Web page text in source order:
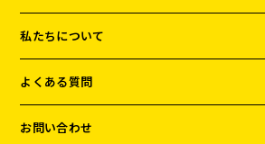
私たちについて
よくある質問
お問い合わせ